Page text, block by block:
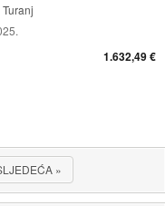
1.632,49 €
»